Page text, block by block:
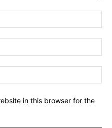
in this browser for the